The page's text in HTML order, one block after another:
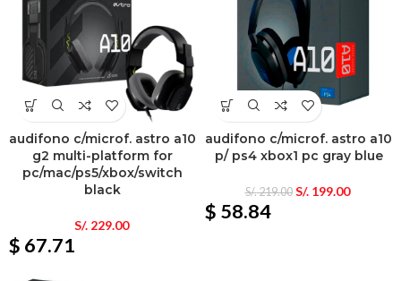
audifono c/microf. astro a10
g2 multi-platform for
pc/mac/ps5/xbox/switch
black
S/.229.00
$ 67.71
audifono c/microf. astro a10
p/ ps4 xbox1 pc gray blue
S/.219.00 S/.199.00
$ 58.84